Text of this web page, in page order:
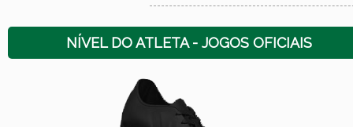
NÍVEL DO ATLETA - JOGOS OFICIAIS